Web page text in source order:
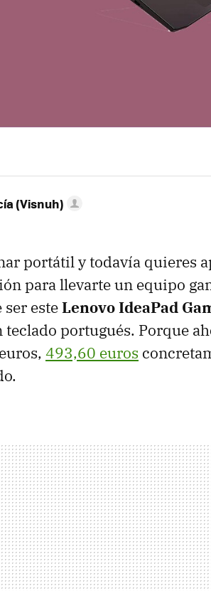
(Visnuh)
portátil y todavía quieres
para llevarte un equipo
esteLenovo IdeaPad
teclado portugués. Porque
493,60 euros